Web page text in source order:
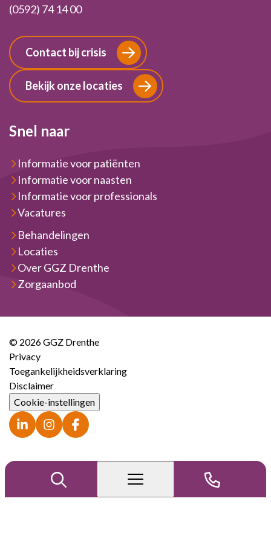
(0592) 74 14 00
Contact bij crisis
Bekijk onze locaties
Snel naar
Informatie voor patiënten
Informatie voor naasten
Informatie voor professionals
Vacatures
Behandelingen
Locaties
Over GGZ Drenthe
Zorgaanbod
© 2026 GGZ Drenthe
Privacy
Toegankelijkheidsverklaring
Disclaimer
Cookie-instellingen